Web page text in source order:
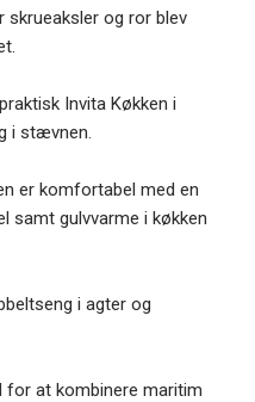
skrueaksler og ror blev
Invita Køkken i
i stævnen.
er komfortabel med en
samt gulvvarme i køkken
i agter og
for at kombinere maritim